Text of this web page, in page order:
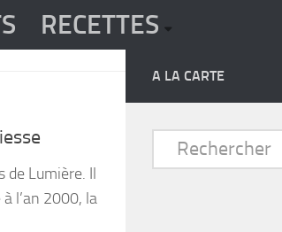
RECETTES
de Lumière. Il
l’an 2000, la
A LA CARTE